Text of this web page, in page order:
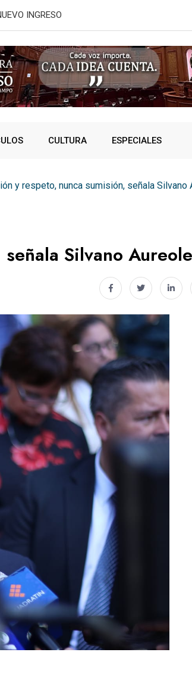
CULTURA ESPECIALES
y respeto, nunca sumisión, señala Silvano
Silvano